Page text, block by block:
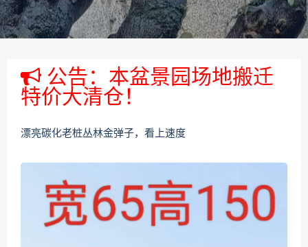
公告：本盆景园场地搬迁
特价大清仓！
漂亮碳化老桩丛林金弹子，看上速度